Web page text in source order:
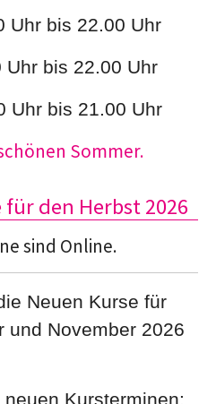
bis 22.00 Uhr
bis 22.00 Uhr
bis 21.00 Uhr
Sommer.
den Herbst 2026
sind Online.
Neuen Kurse für
und November 2026
Kursterminen: